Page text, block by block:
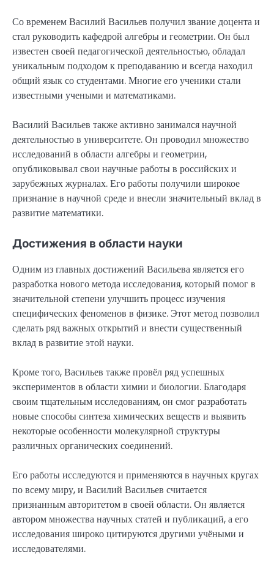
Со временем Василий Васильев получил звание доцента и
стал руководить кафедрой алгебры и геометрии. Он был
известен своей педагогической деятельностью, обладал
уникальным подходом к преподаванию и всегда находил
общий язык со студентами. Многие его ученики стали
известными учеными и математиками.
Василий Васильев также активно занимался научной
деятельностью в университете. Он проводил множество
исследований в области алгебры и геометрии,
опубликовывал свои научные работы в российских и
зарубежных журналах. Его работы получили широкое
признание в научной среде и внесли значительный вклад в
развитие математики.
Достижения в области науки
Одним из главных достижений Васильева является его
разработка нового метода исследования, который помог в
значительной степени улучшить процесс изучения
специфических феноменов в физике. Этот метод позволил
сделать ряд важных открытий и внести существенный
вклад в развитие этой науки.
Кроме того, Васильев также провёл ряд успешных
экспериментов в области химии и биологии. Благодаря
своим тщательным исследованиям, он смог разработать
новые способы синтеза химических веществ и выявить
некоторые особенности молекулярной структуры
различных органических соединений.
Его работы исследуются и применяются в научных кругах
по всему миру, и Василий Васильев считается
признанным авторитетом в своей области. Он является
автором множества научных статей и публикаций, а его
исследования широко цитируются другими учёными и
исследователями.